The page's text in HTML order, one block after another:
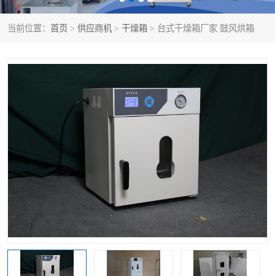
当前位置： 首页 > 供应商机 > 干燥箱 > 台式干燥箱厂家 鼓风烘箱